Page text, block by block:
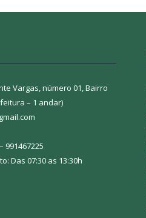
Vargas, número 01, Bairro
– 1 andar)
991467225
Das 07:30 as 13:30h